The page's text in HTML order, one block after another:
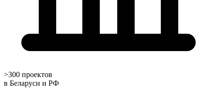
>300 проектов
в Беларуси и РФ